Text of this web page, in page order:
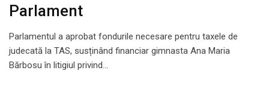
Parlament
Parlamentul a aprobat fondurile necesare pentru taxele de
judecată la TAS, susținând financiar gimnasta Ana Maria
Bărbosu în litigiul privind…